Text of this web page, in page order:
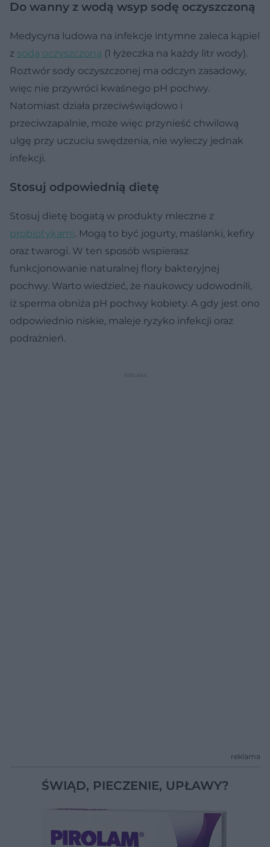
Do wanny z wodą wsyp sodę oczyszczoną
Medycyna ludowa na infekcje intymne zaleca kąpiel
z sodą oczyszczoną (1 łyżeczka na każdy litr wody).
Roztwór sody oczyszczonej ma odczyn zasadowy,
więc nie przywróci kwaśnego pH pochwy.
Natomiast działa przeciwświądowo i
przeciwzapalnie, może więc przynieść chwilową
ulgę przy uczuciu swędzenia, nie wyleczy jednak
infekcji.
Stosuj odpowiednią dietę
Stosuj dietę bogatą w produkty mleczne z
probiotykami. Mogą to być jogurty, maślanki, kefiry
oraz twarogi. W ten sposób wspierasz
funkcjonowanie naturalnej flory bakteryjnej
pochwy. Warto wiedzieć, że naukowcy udowodnili,
iż sperma obniża pH pochwy kobiety. A gdy jest ono
odpowiednio niskie, maleje ryzyko infekcji oraz
podrażnień.
reklama
ŚWIĄD, PIECZENIE, UPŁAWY?